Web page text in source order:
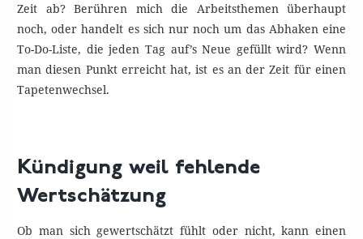
Zeit ab? Berühren mich die Arbeitsthemen überhaupt
noch, oder handelt es sich nur noch um das Abhaken eine
To-Do-Liste, die jeden Tag auf’s Neue gefüllt wird? Wenn
man diesen Punkt erreicht hat, ist es an der Zeit für einen
Tapetenwechsel.
Kündigung weil fehlende
Wertschätzung
Ob man sich gewertschätzt fühlt oder nicht, kann einen